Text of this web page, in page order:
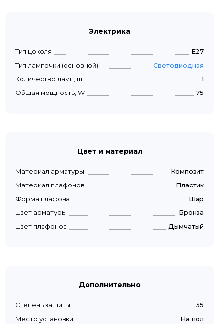
Электрика
Тип цоколя
E27
Тип лампочки (основной)
Светодиодная
Количество ламп, шт
1
Общая мощность, W
75
Цвет и материал
Материал арматуры
Композит
Материал плафонов
Пластик
Форма плафона
Шар
Цвет арматуры
Бронза
Цвет плафонов
Дымчатый
Дополнительно
Степень защиты
55
Место установки
На пол